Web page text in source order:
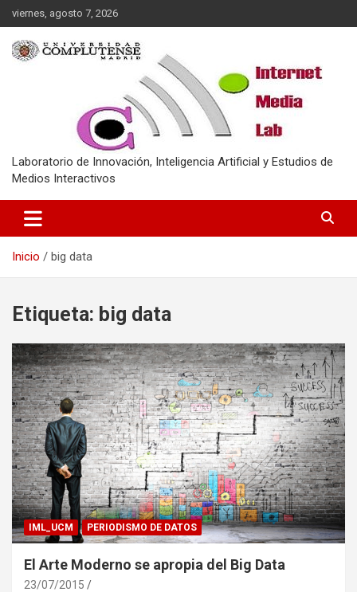
Saltar
al
contenido
viernes, agosto 7, 2026
Laboratorio de Innovación, Inteligencia Artificial y Estudios de
Medios Interactivos
Inicio big data
Etiqueta: big data
IML_UCM PERIODISMO DE DATOS
El Arte Moderno se apropia del Big Data
23/07/2015